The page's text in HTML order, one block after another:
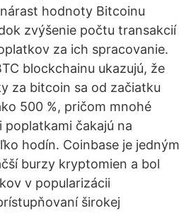
hodnoty Bitcoinu
zvýšenie počtu transakcií
za ich spracovanie.
blockchainu ukazujú, že
za bitcoin sa od začiatku
500 %, pričom mnohé
poplatkami čakajú na
hodín. Coinbase je jedným
burzy kryptomien a bol
v popularizácii
širokej